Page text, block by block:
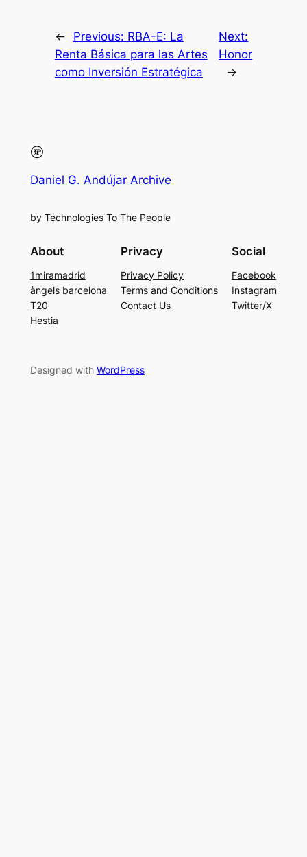
← Previous: RBA-E: La
Renta Básica para las Artes
como Inversión Estratégica
Next:
Honor
→
Daniel G. Andújar Archive
by Technologies To The People
About
1miramadrid
àngels barcelona
T20
Hestia
Privacy
Privacy Policy
Terms and Conditions
Contact Us
Social
Facebook
Instagram
Twitter/X
Designed with WordPress